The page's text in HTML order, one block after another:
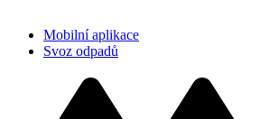
Mobilní aplikace
Svoz odpadů